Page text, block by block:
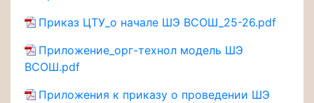
Приказ ЦТУ_о начале ШЭ ВСОШ_25-26.pdf
Приложение_орг-технол модель ШЭ
ВСОШ.pdf
Приложения к приказу о проведении ШЭ